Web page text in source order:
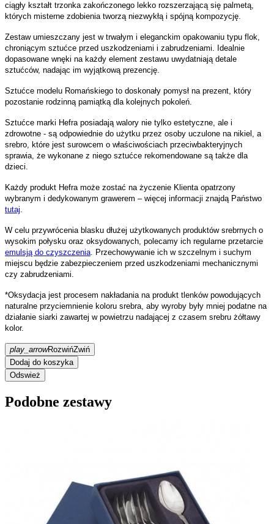
ciągły kształt trzonka zakończonego lekko rozszerzającą się palmetą,
których misterne zdobienia tworzą niezwykłą i spójną kompozycję.
Zestaw umieszczany jest w trwałym i eleganckim opakowaniu typu flok,
chroniącym sztućce przed uszkodzeniami i zabrudzeniami. Idealnie
dopasowane wnęki na każdy element zestawu uwydatniają detale
sztućców, nadając im wyjątkową prezencję.
Sztućce modelu Romańskiego to doskonały pomysł na prezent, który
pozostanie rodzinną pamiątką dla kolejnych pokoleń.
Sztućce marki Hefra posiadają walory nie tylko estetyczne, ale i
zdrowotne - są odpowiednie do użytku przez osoby uczulone na nikiel, a
srebro, które jest surowcem o właściwościach przeciwbakteryjnych
sprawia, że wykonane z niego sztućce rekomendowane są także dla
dzieci.
Każdy produkt Hefra może zostać na życzenie Klienta opatrzony
wybranym i dedykowanym grawerem – więcej informacji znajdą Państwo
tutaj
W celu przywrócenia blasku dłużej użytkowanych produktów srebrnych o
wysokim połysku oraz oksydowanych, polecamy ich regularne przetarcie
emulsją do czyszczenia . Przechowywanie ich w szczelnym i suchym
miejscu będzie zabezpieczeniem przed uszkodzeniami mechanicznymi
czy zabrudzeniami.
*Oksydacja jest procesem nakładania na produkt tlenków powodujących
naturalne przyciemnienie koloru srebra, aby wyroby były mniej podatne na
działanie siarki zawartej w powietrzu nadającej z czasem srebru żółtawy
kolor.
play_arrowRozwińZwiń
Dodaj do koszyka
Podobne zestawy